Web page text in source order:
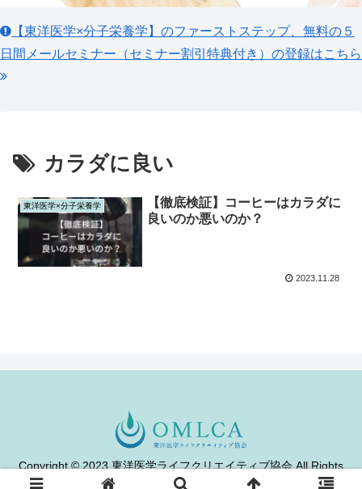
【東洋医学×分子栄養学】のファーストステップ、無料の５
日間メールセミナー（セミナー割引特典付き）の登録はこちら
カラダに良い
東洋医学×分子栄養学
【徹底検証】コーヒーはカラダに
良いのか悪いのか？
2023.11.28
Copyright © 2023 東洋医学ライフクリエイティブ協会 All Rights
Reserved.